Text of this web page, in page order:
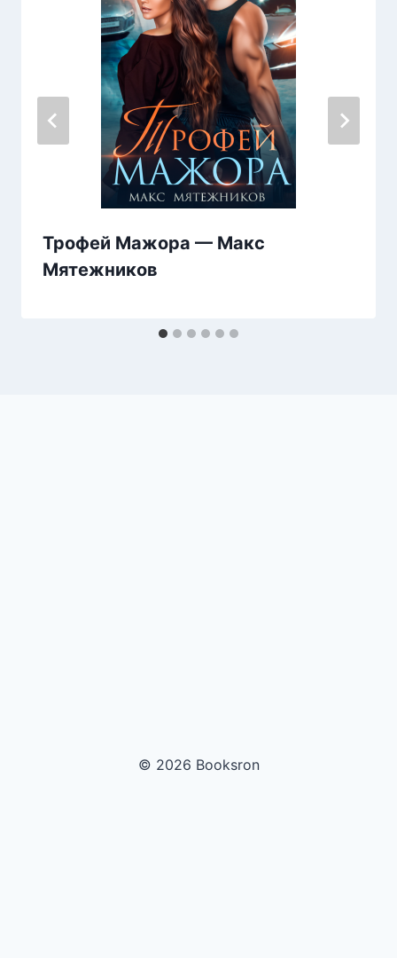
Трофей Мажора — Макс
Мятежников
© 2026 Booksron